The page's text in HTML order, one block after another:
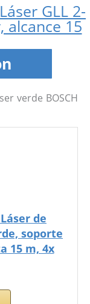
GLL 2-
alcance 15
verde BOSCH
de
soporte
15 m, 4x